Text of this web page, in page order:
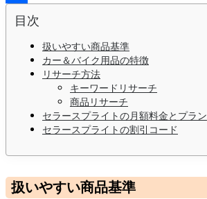
Share
目次
扱いやすい商品基準
カー＆バイク用品の特徴
リサーチ方法
キーワードリサーチ
商品リサーチ
セラースプライトの月額料金とプラン
セラースプライトの割引コード
扱いやすい商品基準